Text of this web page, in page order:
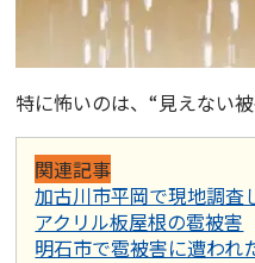
特に怖いのは、“見えない被
関連記事
加古川市平岡で現地調査
アクリル板屋根の雹被害
明石市で雹被害に遭われ